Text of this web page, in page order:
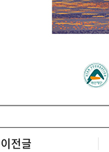
이전글